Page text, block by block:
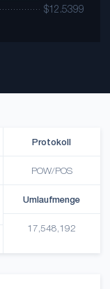
Protokoll
POW/POS
Umlaufmenge
17,548,192